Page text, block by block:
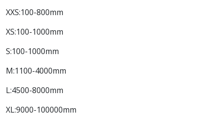
XXS:100-800mm
XS:100-1000mm
S:100-1000mm
M:1100-4000mm
L:4500-8000mm
XL:9000-100000mm